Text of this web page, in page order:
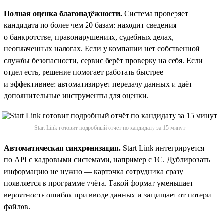
Полная оценка благонадёжности. Система проверяет
кандидата по более чем 20 базам: находит сведения
о банкротстве, правонарушениях, судебных делах,
неоплаченных налогах. Если у компании нет собственной
службы безопасности, сервис берёт проверку на себя. Если
отдел есть, решение помогает работать быстрее
и эффективнее: автоматизирует передачу данных и даёт
дополнительные инструменты для оценки.
Start Link готовит подробный отчёт по кандидату за 15 минут
Автоматическая синхронизация. Start Link интегрируется
по API с кадровыми системами, например с 1С. Дублировать
информацию не нужно — карточка сотрудника сразу
появляется в программе учёта. Такой формат уменьшает
вероятность ошибок при вводе данных и защищает от потери
файлов.